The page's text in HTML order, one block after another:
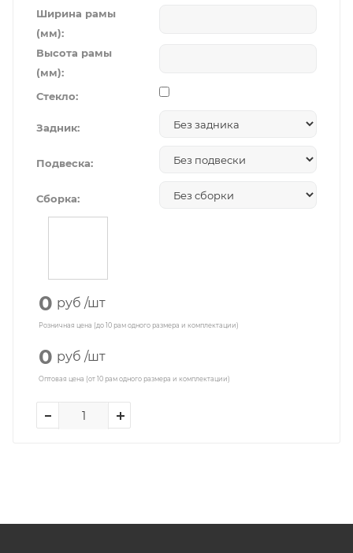
Ширина рамы
(мм):
Высота рамы
(мм):
Стекло:
Задник:
Подвеска:
Сборка:
0 руб /шт
Розничная цена (до 10 рам одного размера и комплектации)
0 руб /шт
Оптовая цена (от 10 рам одного размера и комплектации)